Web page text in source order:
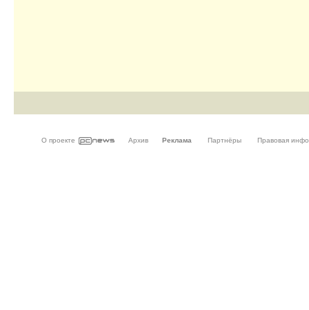
О проекте Архив Реклама Партнёры Правовая